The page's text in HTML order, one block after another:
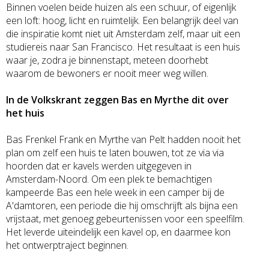
Binnen voelen beide huizen als een schuur, of eigenlijk
een loft: hoog, licht en ruimtelijk. Een belangrijk deel van
die inspiratie komt niet uit Amsterdam zelf, maar uit een
studiereis naar San Francisco. Het resultaat is een huis
waar je, zodra je binnenstapt, meteen doorhebt
waarom de bewoners er nooit meer weg willen.
In de Volkskrant zeggen Bas en Myrthe dit over
het huis
Bas Frenkel Frank en Myrthe van Pelt hadden nooit het
plan om zelf een huis te laten bouwen, tot ze via via
hoorden dat er kavels werden uitgegeven in
Amsterdam-Noord. Om een plek te bemachtigen
kampeerde Bas een hele week in een camper bij de
A'damtoren, een periode die hij omschrijft als bijna een
vrijstaat, met genoeg gebeurtenissen voor een speelfilm.
Het leverde uiteindelijk een kavel op, en daarmee kon
het ontwerptraject beginnen.